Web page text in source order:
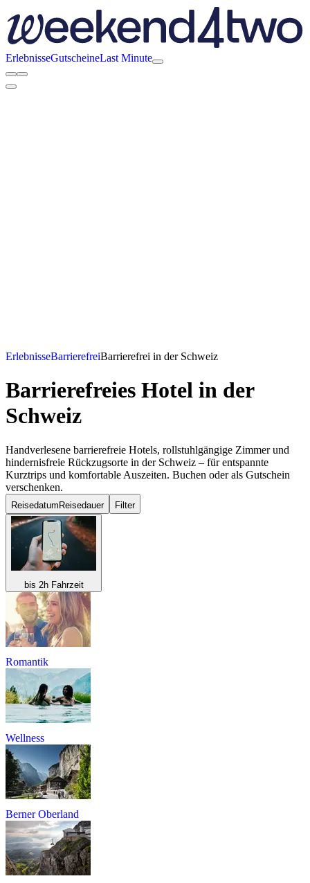
ErlebnisseGutscheineLast Minute
ErlebnisseBarrierefreiBarrierefrei in der Schweiz
Barrierefreies Hotel in der
Schweiz
Handverlesene barrierefreie Hotels, rollstuhlgängige Zimmer und
hindernisfreie Rückzugsorte in der Schweiz – für entspannte
Kurztrips und komfortable Auszeiten. Buchen oder als Gutschein
verschenken.
Reisedatum Reisedauer Filter
bis 2h Fahrzeit
Romantik
Wellness
Berner Oberland